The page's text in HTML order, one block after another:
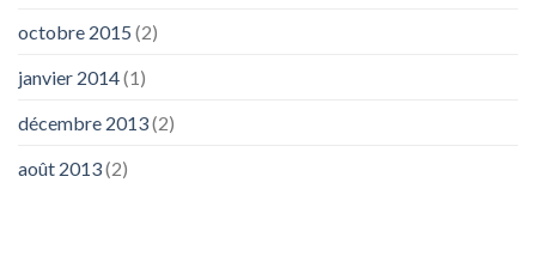
octobre 2015 (2)
janvier 2014(1)
décembre 2013(2)
août 2013(2)